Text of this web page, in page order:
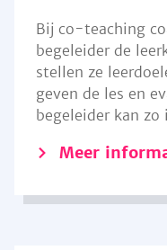
Bij co-teaching
begeleider de
stellen ze
geven de les en
begeleider kan
Meer